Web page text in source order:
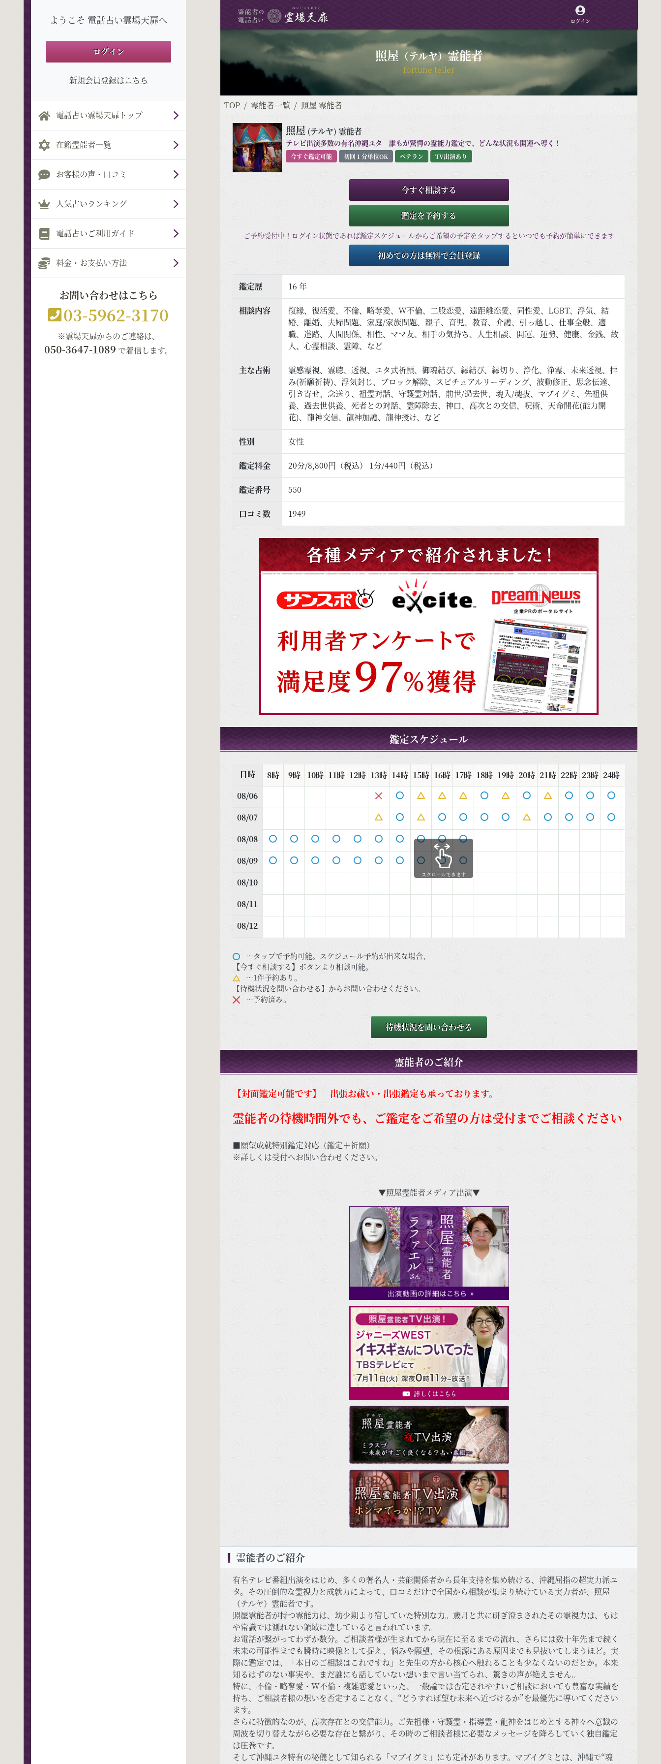
ようこそ 電話占い霊場天扉へ
ログイン
新規会員登録はこちら
電話占い霊場天扉トップ
在籍霊能者一覧
お客様の声・口コミ
人気占いランキング
電話占いご利用ガイド
料金・お支払い方法
お問い合わせはこちら
03-5962-3170
※霊場天扉からのご連絡は、
050-3647-1089 で着信します。
ログイン
照屋 （テルヤ）霊能者
fortune teller
TOP 霊能者一覧 照屋 霊能者
照屋 (テルヤ) 霊能者
テレビ出演多数の有名沖縄ユタ 誰もが驚愕の霊能力鑑定で、どんな状況も開運へ導く！
今すぐ鑑定可能 初回１分単位OK ベテラン TV出演あり
今すぐ相談する
鑑定を予約する
ご予約受付中！ログイン状態であれば鑑定スケジュールからご希望の予定をタップするといつでも予約が簡単にできます
初めての方は無料で会員登録
鑑定歴 16 年
相談内容
復縁、復活愛、不倫、略奪愛、W不倫、二股恋愛、遠距離恋愛、同性愛、LGBT、浮気、結
婚、離婚、夫婦問題、家庭/家族問題、親子、育児、教育、介護、引っ越し、仕事全般、適
職、進路、人間関係、相性、ママ友、相手の気持ち、人生相談、開運、運勢、健康、金銭、故
人、心霊相談、霊障、など
主な占術
霊感霊視、霊聴、透視、ユタ式祈願、御魂結び、縁結び、縁切り、浄化、浄霊、未来透視、拝
み(祈願祈祷)、浮気封じ、ブロック解除、スピチュアルリーディング、波動修正、思念伝達、
引き寄せ、念送り、祖霊対話、守護霊対話、前世/過去世、魂入/魂抜、マブイグミ、先祖供
養、過去世供養、死者との対話、霊障除去、神口、高次との交信、呪術、天命開花(能力開
花)、龍神交信、龍神加護、龍神授け、など
性別 女性
鑑定料金 20分/8,800円（税込） 1分/440円（税込）
鑑定番号 550
口コミ数 1949
鑑定スケジュール
日時
08/06
08/07
08/08
08/09
08/10
08/11
08/12
8時 9時 10時 11時 12時 13時 14時 15時 16時 17時 18時 19時 20時 21時 22時 23時 24時
スクロールできます
…タップで予約可能。スケジュール予約が出来な場合、
【今すぐ相談する】ボタンより相談可能。
…1件予約あり。
【待機状況を問い合わせる】からお問い合わせください。
…予約済み。
待機状況を問い合わせる
霊能者のご紹介
【対面鑑定可能です】 出張お祓い・出張鑑定も承っております。
霊能者の待機時間外でも、ご鑑定をご希望の方は受付までご相談ください
■願望成就特別鑑定対応（鑑定＋祈願）
※詳しくは受付へお問い合わせください。
▼照屋霊能者メディア出演▼
霊能者のご紹介
有名テレビ番組出演をはじめ、多くの著名人・芸能関係者から長年支持を集め続ける、沖縄屈指の超実力派ユ
タ。その圧倒的な霊視力と成就力によって、口コミだけで全国から相談が集まり続けている実力者が、照屋
（テルヤ）霊能者です。
照屋霊能者が持つ霊能力は、幼少期より宿していた特別な力。歳月と共に研ぎ澄まされたその霊視力は、もは
や常識では測れない領域に達していると言われています。
お電話が繋がってわずか数分。ご相談者様が生まれてから現在に至るまでの流れ、さらには数十年先まで続く
未来の可能性までも瞬時に映像として捉え、悩みや願望、その根源にある原因までも見抜いてしまうほど。実
際に鑑定では、「本日のご相談はこれですね」と先生の方から核心へ触れることも少なくないのだとか。本来
知るはずのない事実や、まだ誰にも話していない想いまで言い当てられ、驚きの声が絶えません。
特に、不倫・略奪愛・W不倫・複雑恋愛といった、一般論では否定されやすいご相談においても豊富な実績を
持ち、ご相談者様の想いを否定することなく、“どうすれば望む未来へ近づけるか”を最優先に導いてください
ます。
さらに特徴的なのが、高次存在との交信能力。ご先祖様・守護霊・指導霊・龍神をはじめとする神々へ意識の
周波を切り替えながら必要な存在と繋がり、その時のご相談者様に必要なメッセージを降ろしていく独自鑑定
は圧巻です。
そして沖縄ユタ特有の秘儀として知られる「マブイグミ」にも定評があります。マブイグミとは、沖縄で“魂